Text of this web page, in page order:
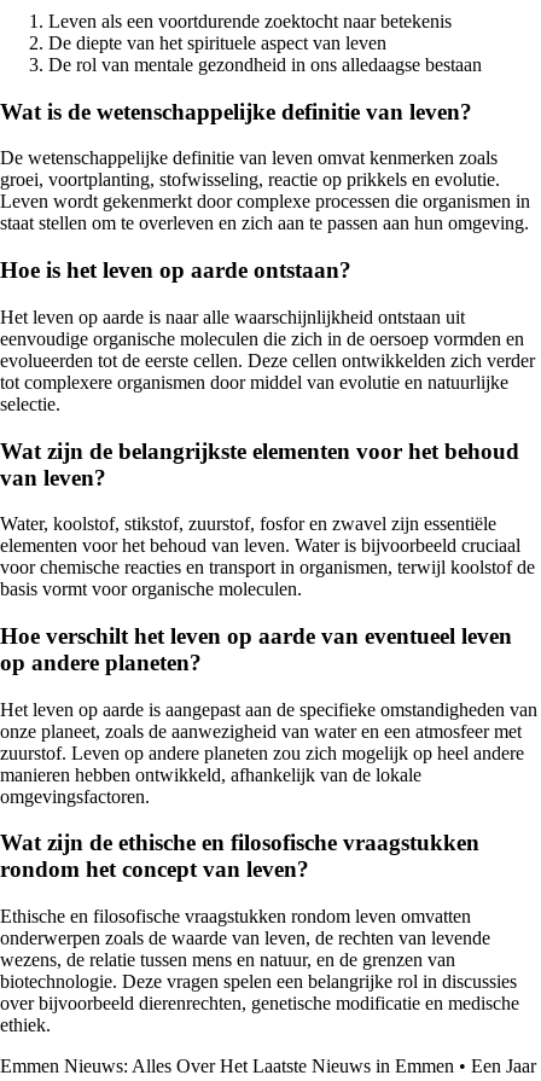
Leven als een voortdurende zoektocht naar betekenis
De diepte van het spirituele aspect van leven
De rol van mentale gezondheid in ons alledaagse bestaan
Wat is de wetenschappelijke definitie van leven?
De wetenschappelijke definitie van leven omvat kenmerken zoals
groei, voortplanting, stofwisseling, reactie op prikkels en evolutie.
Leven wordt gekenmerkt door complexe processen die organismen in
staat stellen om te overleven en zich aan te passen aan hun omgeving.
Hoe is het leven op aarde ontstaan?
Het leven op aarde is naar alle waarschijnlijkheid ontstaan uit
eenvoudige organische moleculen die zich in de oersoep vormden en
evolueerden tot de eerste cellen. Deze cellen ontwikkelden zich verder
tot complexere organismen door middel van evolutie en natuurlijke
selectie.
Wat zijn de belangrijkste elementen voor het behoud
van leven?
Water, koolstof, stikstof, zuurstof, fosfor en zwavel zijn essentiële
elementen voor het behoud van leven. Water is bijvoorbeeld cruciaal
voor chemische reacties en transport in organismen, terwijl koolstof de
basis vormt voor organische moleculen.
Hoe verschilt het leven op aarde van eventueel leven
op andere planeten?
Het leven op aarde is aangepast aan de specifieke omstandigheden van
onze planeet, zoals de aanwezigheid van water en een atmosfeer met
zuurstof. Leven op andere planeten zou zich mogelijk op heel andere
manieren hebben ontwikkeld, afhankelijk van de lokale
omgevingsfactoren.
Wat zijn de ethische en filosofische vraagstukken
rondom het concept van leven?
Ethische en filosofische vraagstukken rondom leven omvatten
onderwerpen zoals de waarde van leven, de rechten van levende
wezens, de relatie tussen mens en natuur, en de grenzen van
biotechnologie. Deze vragen spelen een belangrijke rol in discussies
over bijvoorbeeld dierenrechten, genetische modificatie en medische
ethiek.
Emmen Nieuws: Alles Over Het Laatste Nieuws in Emmen • Een Jaar